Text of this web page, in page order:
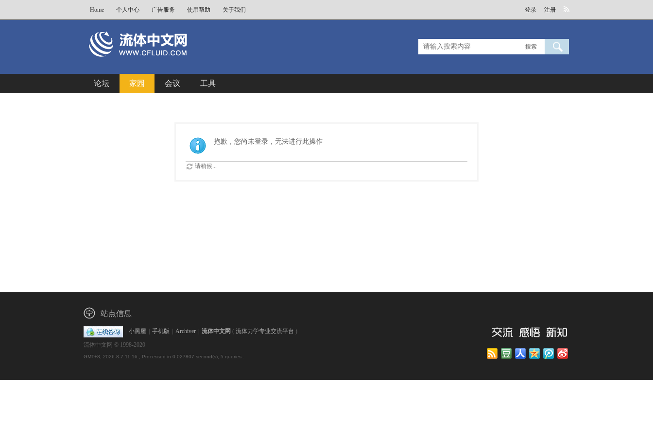
Home 个人中心 广告服务 使用帮助 关于我们 登录 注册
搜索
论坛 家园 会议 工具
抱歉，您尚未登录，无法进行此操作
请稍候...
站点信息
小黑屋 手机版 Archiver 流体中文网 ( 流体力学专业交流平台 )
流体中文网 © 1998-2020
GMT+8, 2026-8-7 11:16 , Processed in 0.027807 second(s), 5 queries .